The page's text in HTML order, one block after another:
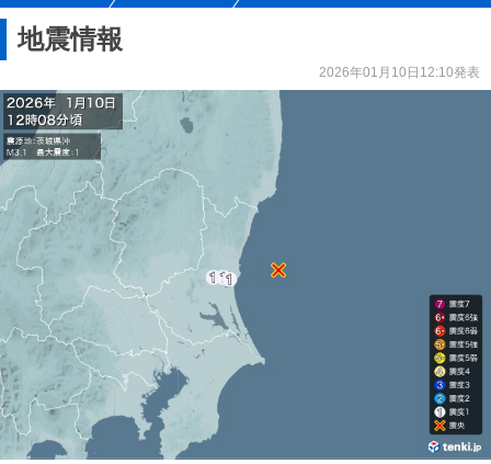
地震情報
2026年01月10日12:10発表